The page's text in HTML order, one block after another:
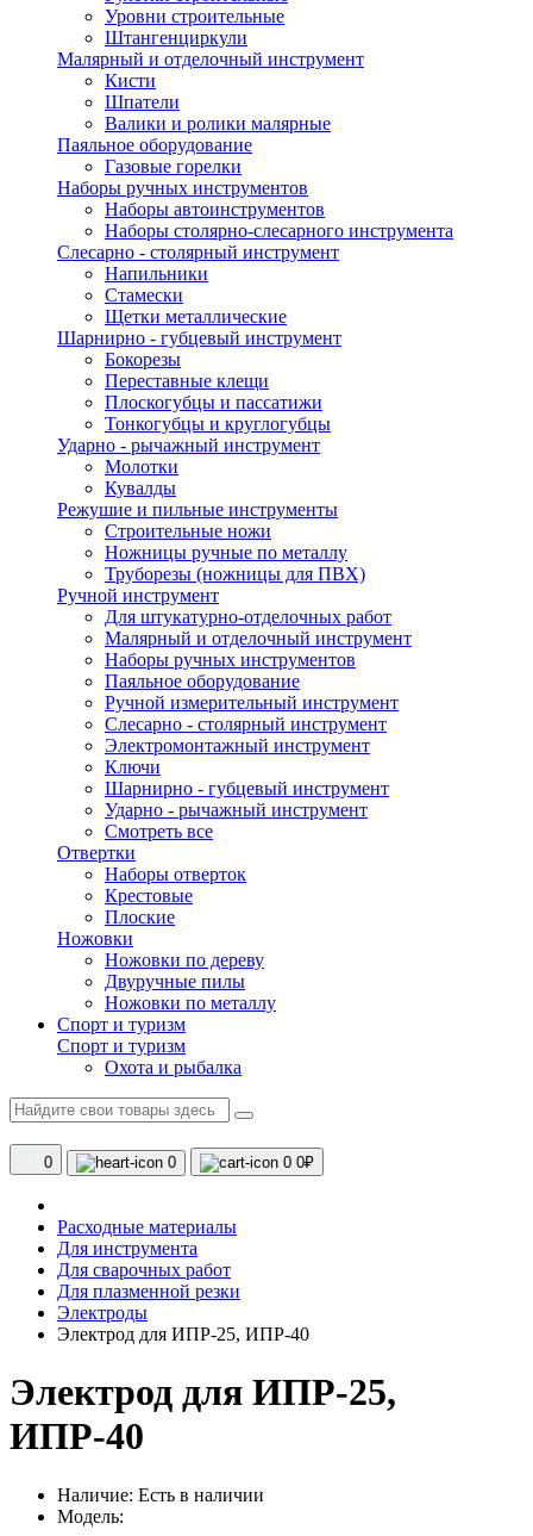
Уровни строительные
Штангенциркули
Малярный и отделочный инструмент
Кисти
Шпатели
Валики и ролики малярные
Паяльное оборудование
Газовые горелки
Наборы ручных инструментов
Наборы автоинструментов
Наборы столярно-слесарного инструмента
Слесарно - столярный инструмент
Напильники
Стамески
Щетки металлические
Шарнирно - губцевый инструмент
Бокорезы
Переставные клещи
Плоскогубцы и пассатижи
Тонкогубцы и круглогубцы
Ударно - рычажный инструмент
Молотки
Кувалды
Режушие и пильные инструменты
Строительные ножи
Ножницы ручные по металлу
Труборезы (ножницы для ПВХ)
Ручной инструмент
Для штукатурно-отделочных работ
Малярный и отделочный инструмент
Наборы ручных инструментов
Паяльное оборудование
Ручной измерительный инструмент
Слесарно - столярный инструмент
Электромонтажный инструмент
Ключи
Шарнирно - губцевый инструмент
Ударно - рычажный инструмент
Смотреть все
Отвертки
Наборы отверток
Крестовые
Плоские
Ножовки
Ножовки по дереву
Двуручные пилы
Ножовки по металлу
Спорт и туризм
Спорт и туризм
Охота и рыбалка
0 0 0 0₽
Расходные материалы
Для инструмента
Для сварочных работ
Для плазменной резки
Электроды
Электрод для ИПР-25, ИПР-40
Электрод для ИПР-25,
ИПР-40
Наличие: Есть в наличии
Модель: